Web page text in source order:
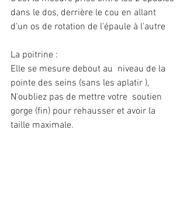
dans le dos, derrière le cou en allant
d'un os de rotation de l'épaule à l'autre
La poitrine :
Elle se mesure debout au  niveau de la
pointe des seins (sans les aplatir ),
N'oubliez pas de mettre votre  soutien
gorge (fin) pour rehausser et avoir la
taille maximale.